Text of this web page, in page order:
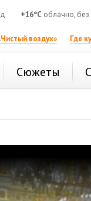
+16°C облачно,
воздух» Где
Сюжеты